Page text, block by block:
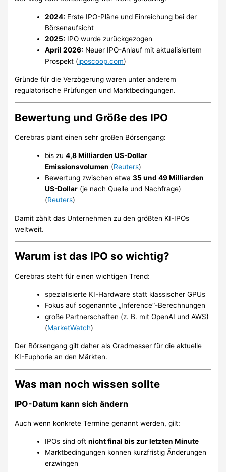
2024: Erste IPO-Pläne und Einreichung bei der
Börsenaufsicht
2025: IPO wurde zurückgezogen
April 2026: Neuer IPO-Anlauf mit aktualisiertem
Prospekt (iposcoop.com)
Gründe für die Verzögerung waren unter anderem
regulatorische Prüfungen und Marktbedingungen.
Bewertung und Größe des IPO
Cerebras plant einen sehr großen Börsengang:
bis zu4,8 Milliarden US-Dollar
Emissionsvolumen (Reuters)
Bewertung zwischen etwa35 und 49 Milliarden
US-Dollar (je nach Quelle und Nachfrage)
(Reuters)
Damit zählt das Unternehmen zu den größten KI-IPOs
weltweit.
Warum ist das IPO so wichtig?
Cerebras steht für einen wichtigen Trend:
spezialisierte KI-Hardware statt klassischer GPUs
Fokus auf sogenannte „Inference“-Berechnungen
große Partnerschaften (z. B. mit OpenAI und AWS)
(MarketWatch)
Der Börsengang gilt daher als Gradmesser für die aktuelle
KI-Euphorie an den Märkten.
Was man noch wissen sollte
IPO-Datum kann sich ändern
Auch wenn konkrete Termine genannt werden, gilt:
IPOs sind oftnicht final bis zur letzten Minute
Marktbedingungen können kurzfristig Änderungen
erzwingen